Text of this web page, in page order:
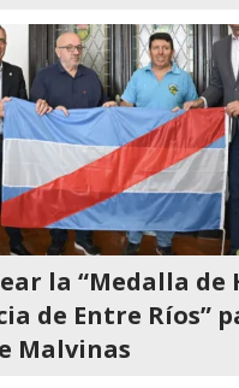
la “Medalla de
de Entre Ríos”
Malvinas